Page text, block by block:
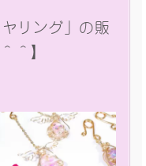
リング」の販
＾】